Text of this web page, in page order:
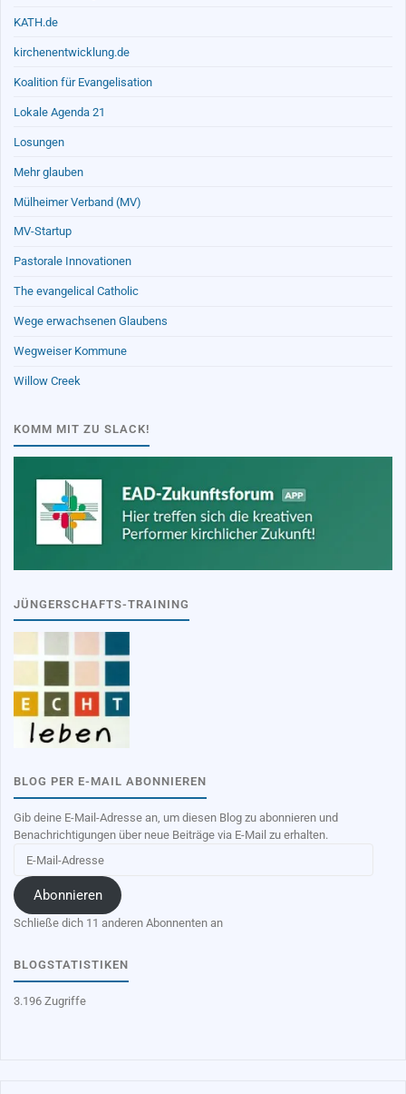
KATH.de
kirchenentwicklung.de
Koalition für Evangelisation
Lokale Agenda 21
Losungen
Mehr glauben
Mülheimer Verband (MV)
MV-Startup
Pastorale Innovationen
The evangelical Catholic
Wege erwachsenen Glaubens
Wegweiser Kommune
Willow Creek
KOMM MIT ZU SLACK!
JÜNGERSCHAFTS-TRAINING
BLOG PER E-MAIL ABONNIEREN
Gib deine E-Mail-Adresse an, um diesen Blog zu abonnieren und
Benachrichtigungen über neue Beiträge via E-Mail zu erhalten.
Mail-
Adresse
Abonnieren
Schließe dich 11 anderen Abonnenten an
BLOGSTATISTIKEN
3.196 Zugriffe